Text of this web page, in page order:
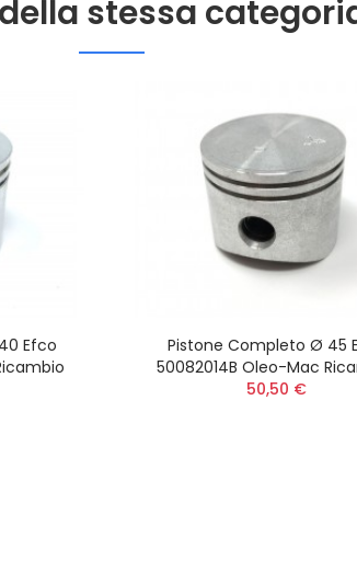
stessa
Efco
Pistone Completo Ø 45
50082014B Oleo-Mac
50,50 €